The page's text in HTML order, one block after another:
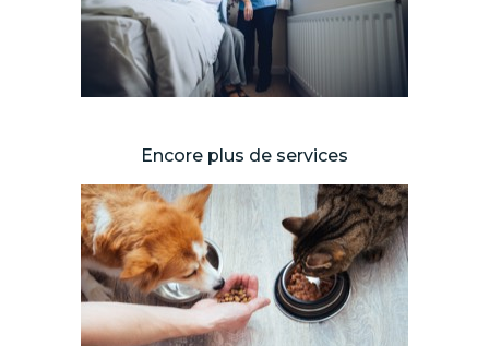
Encore plus de services